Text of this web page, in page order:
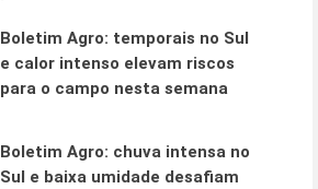
Boletim Agro: temporais no Sul
e calor intenso elevam riscos
para o campo nesta semana
Boletim Agro: chuva intensa no
Sul e baixa umidade desafiam